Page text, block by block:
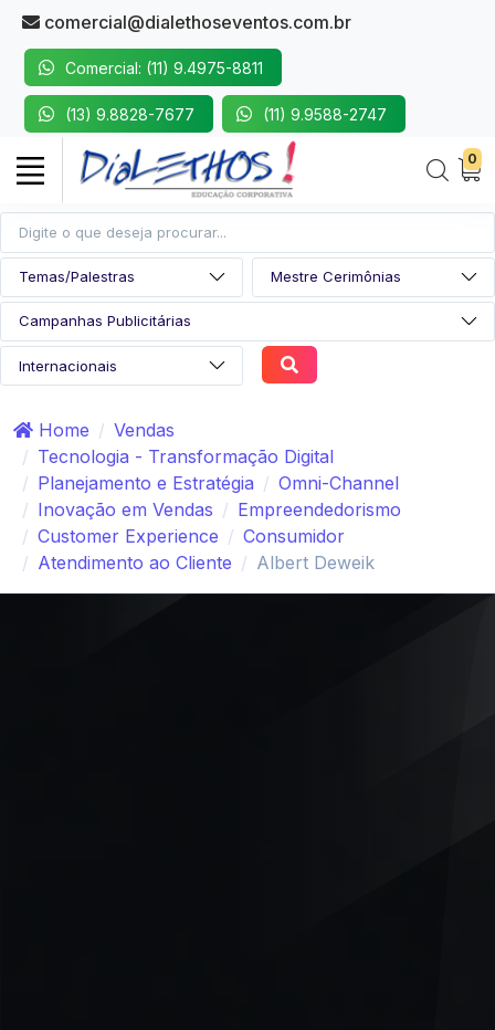
comercial@dialethoseventos.com.br
Comercial: (11) 9.4975-8811
(13) 9.8828-7677 (11) 9.9588-2747
0
Home
Vendas
Tecnologia - Transformação Digital
Planejamento e Estratégia
Omni-Channel
Inovação em Vendas
Empreendedorismo
Customer Experience
Consumidor
Atendimento ao Cliente
Albert Deweik